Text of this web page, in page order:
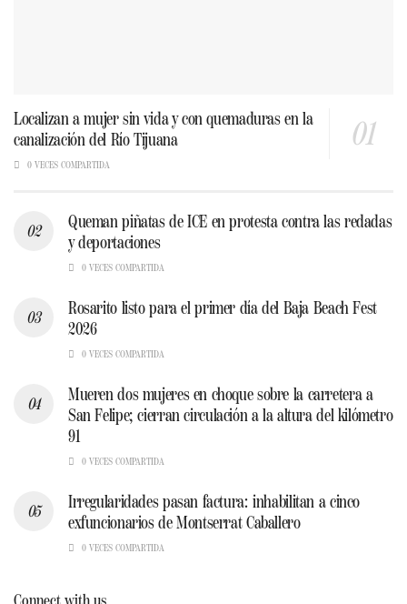
Localizan a mujer sin vida y con quemaduras en la
canalización del Río Tijuana
0 VECES COMPARTIDA
Queman piñatas de ICE en protesta contra las redadas
y deportaciones
0 VECES COMPARTIDA
Rosarito listo para el primer día del Baja Beach Fest
2026
0 VECES COMPARTIDA
Mueren dos mujeres en choque sobre la carretera a
San Felipe; cierran circulación a la altura del kilómetro
91
0 VECES COMPARTIDA
Irregularidades pasan factura: inhabilitan a cinco
exfuncionarios de Montserrat Caballero
0 VECES COMPARTIDA